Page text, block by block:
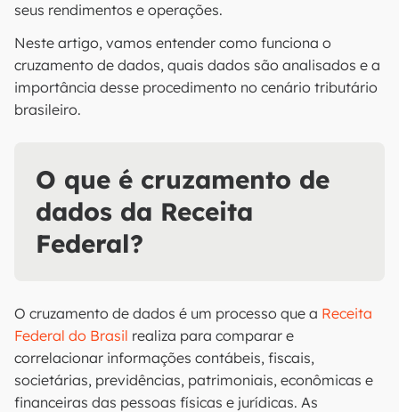
seus rendimentos e operações.
Neste artigo, vamos entender como funciona o
cruzamento de dados, quais dados são analisados e a
importância desse procedimento no cenário tributário
brasileiro.
O que é cruzamento de
dados da Receita
Federal?
O cruzamento de dados é um processo que a Receita
Federal do Brasil realiza para comparar e
correlacionar informações contábeis, fiscais,
societárias, previdências, patrimoniais, econômicas e
financeiras das pessoas físicas e jurídicas. As